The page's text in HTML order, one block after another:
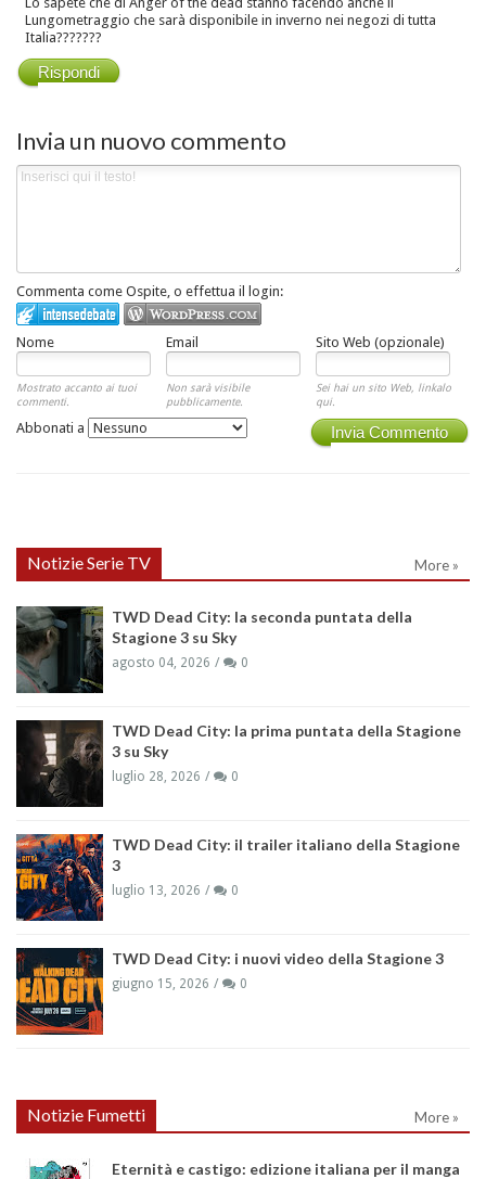
Lungometraggio che sarà disponibile in inverno nei negozi di tutta
Italia???????
Rispondi
Invia un nuovo commento
Commenta come Ospite, o effettua il login:
Nome Email Sito Web (opzionale)
Mostrato accanto ai tuoi
commenti.
Non sarà visibile
pubblicamente.
Sei hai un sito Web, linkalo
qui.
Invia Commento
Abbonati a
Notizie Serie TV More »
TWD Dead City: la seconda puntata della
Stagione 3 su Sky
agosto 04, 2026 0
TWD Dead City: la prima puntata della Stagione
3 su Sky
luglio 28, 2026 0
TWD Dead City: il trailer italiano della Stagione
3
luglio 13, 2026 0
TWD Dead City: i nuovi video della Stagione 3
giugno 15, 2026 0
Notizie Fumetti More »
Eternità e castigo: edizione italiana per il manga